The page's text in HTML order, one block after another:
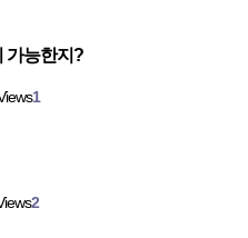
가능한지?
1
2